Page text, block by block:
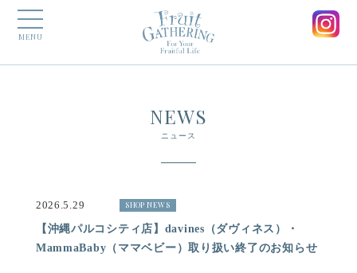
MENU
NEWS
ニュース
2026.5.29 SHOP NEWS
【沖縄パルコシティ店】davines（ダヴィネス）・
MammaBaby（ママベビー）取り扱い終了のお知らせ